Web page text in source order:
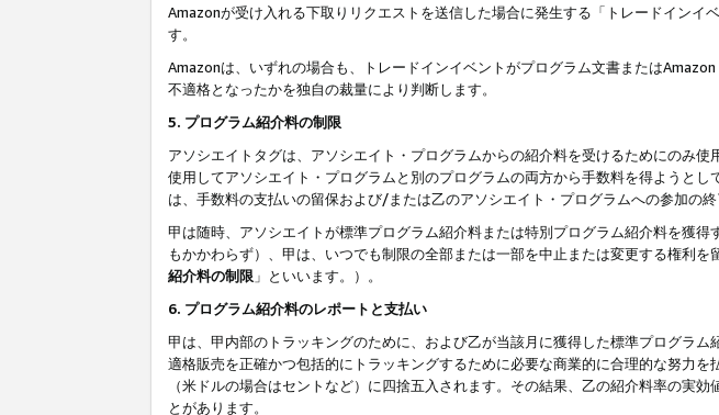
Amazonが受け入れる下取りリクエストを送信した場合に発生する「トレードイン
す。
Amazonは、いずれの場合も、トレードインイベントがプログラム文書または
不適格となったかを独自の裁量により判断します。
5. プログラム紹介料の制限
アソシエイトタグは、アソシエイト・プログラムからの紹介料を受けるためにのみ
使用してアソシエイト・プログラムと別のプログラムの両方から手数料を得ようと
は、手数料の支払いの留保および/または乙のアソシエイト・プログラムへの参加の
甲は随時、アソシエイトが標準プログラム紹介料または特別プログラム紹介料を獲
もかかわらず）、甲は、いつでも制限の全部または一部を中止または変更する権利を
紹介料の制限 」といいます。）。
6. プログラム紹介料のレポートと支払い
甲は、甲内部のトラッキングのために、および乙が当該月に獲得した標準プログラ
適格販売を正確かつ包括的にトラッキングするために必要な商業的に合理的な努力
（米ドルの場合はセントなど）に四捨五入されます。その結果、乙の紹介料率の実
とがあります。